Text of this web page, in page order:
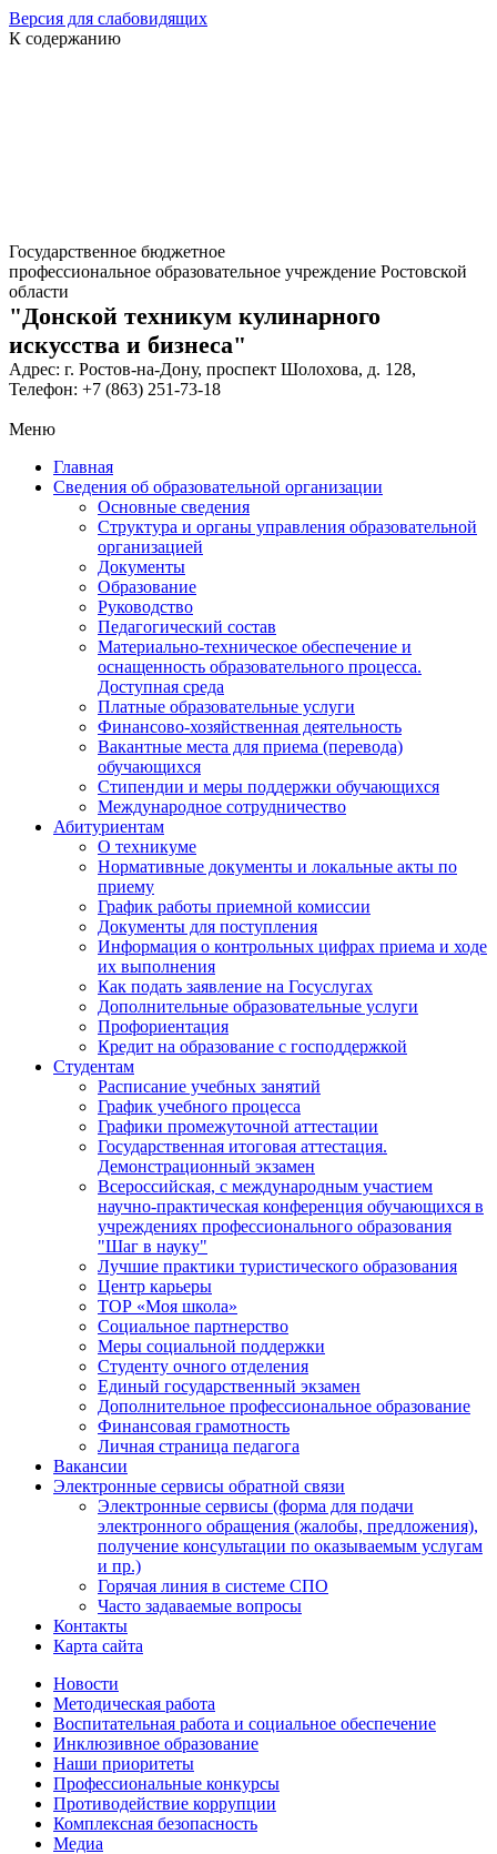
Версия для слабовидящих
К содержанию
Государственное бюджетное
профессиональное образовательное учреждение Ростовской
области
"Донской техникум кулинарного
искусства и бизнеса"
Адрес: г. Ростов-на-Дону, проспект Шолохова, д. 128,
Телефон: +7 (863) 251-73-18
Меню
Главная
Сведения об образовательной организации
Основные сведения
Структура и органы управления образовательной
организацией
Документы
Образование
Руководство
Педагогический состав
Материально-техническое обеспечение и
оснащенность образовательного процесса.
Доступная среда
Платные образовательные услуги
Финансово-хозяйственная деятельность
Вакантные места для приема (перевода)
обучающихся
Стипендии и меры поддержки обучающихся
Международное сотрудничество
Абитуриентам
О техникуме
Нормативные документы и локальные акты по
приему
График работы приемной комиссии
Документы для поступления
Информация о контрольных цифрах приема и ходе
их выполнения
Как подать заявление на Госуслугах
Дополнительные образовательные услуги
Профориентация
Кредит на образование с господдержкой
Студентам
Расписание учебных занятий
График учебного процесса
Графики промежуточной аттестации
Государственная итоговая аттестация.
Демонстрационный экзамен
Всероссийская, с международным участием
научно-практическая конференция обучающихся в
учреждениях профессионального образования
"Шаг в науку"
Лучшие практики туристического образования
Центр карьеры
ТОР «Моя школа»
Социальное партнерство
Меры социальной поддержки
Студенту очного отделения
Единый государственный экзамен
Дополнительное профессиональное образование
Финансовая грамотность
Личная страница педагога
Вакансии
Электронные сервисы обратной связи
Электронные сервисы (форма для подачи
электронного обращения (жалобы, предложения),
получение консультации по оказываемым услугам
и пр.)
Горячая линия в системе СПО
Часто задаваемые вопросы
Контакты
Карта сайта
Новости
Методическая работа
Воспитательная работа и социальное обеспечение
Инклюзивное образование
Наши приоритеты
Профессиональные конкурсы
Противодействие коррупции
Комплексная безопасность
Медиа